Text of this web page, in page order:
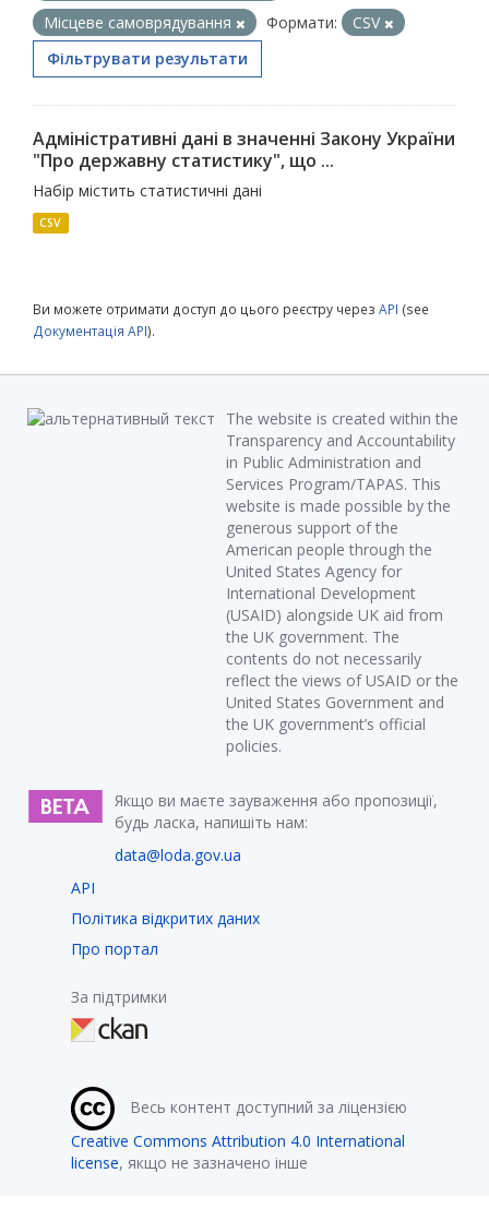
Місцеве самоврядування
Формати:
CSV
Фільтрувати результати
Адміністративні дані в значенні Закону України
"Про державну статистику", що ...
Набір містить статистичні дані
CSV
Ви можете отримати доступ до цього реєстру через API (see
Документація API).
The website is created within the
Transparency and Accountability
in Public Administration and
Services Program/TAPAS. This
website is made possible by the
generous support of the
American people through the
United States Agency for
International Development
(USAID) alongside UK aid from
the UK government. The
contents do not necessarily
reflect the views of USAID or the
United States Government and
the UK government’s official
policies.
Якщо ви маєте зауваження або пропозиції,
будь ласка, напишіть нам:
data@loda.gov.ua
API
Політика відкритих даних
Про портал
За підтримки
Весь контент доступний за ліцензією
Creative Commons Attribution 4.0 International
license, якщо не зазначено інше